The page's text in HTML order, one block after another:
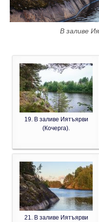
В заливе
19. В заливе Иятъярви
(Кочерга).
21. В заливе Иятъярви